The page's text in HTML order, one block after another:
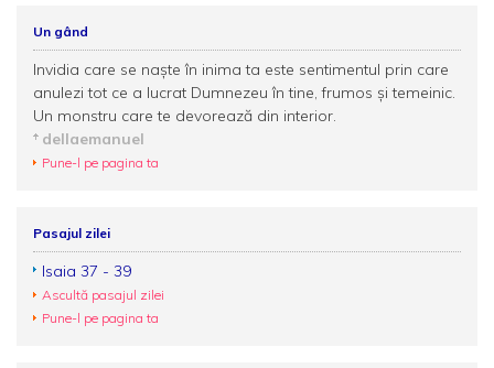
Un gând
Invidia care se naște în inima ta este sentimentul prin care
anulezi tot ce a lucrat Dumnezeu în tine, frumos și temeinic.
Un monstru care te devorează din interior.
dellaemanuel
Pune-l pe pagina ta
Pasajul zilei
Isaia 37 - 39
Ascultă pasajul zilei
Pune-l pe pagina ta